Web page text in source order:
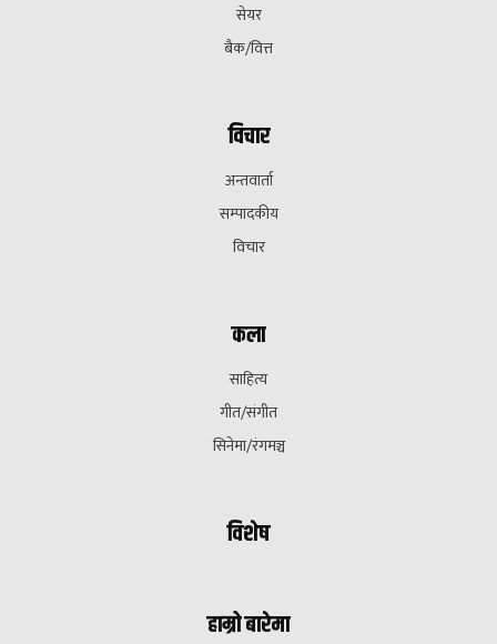
सेयर
बैक/वित्त
विचार
अन्तवार्ता
सम्पादकीय
विचार
कला
साहित्य
गीत/संगीत
सिनेमा/रंगमञ्च
विशेष
हाम्रो बारेमा